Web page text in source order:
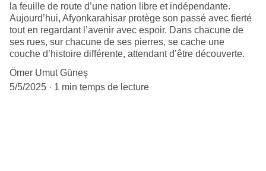
la feuille de route d’une nation libre et indépendante.
Aujourd’hui, Afyonkarahisar protège son passé avec fierté
tout en regardant l’avenir avec espoir. Dans chacune de
ses rues, sur chacune de ses pierres, se cache une
couche d’histoire différente, attendant d’être découverte.
Ömer Umut Güneş
5/5/2025
1 min temps de lecture